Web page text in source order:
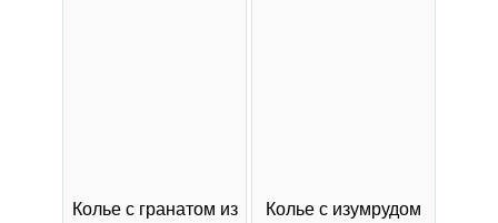
Колье с гранатом из
Колье с изумрудом